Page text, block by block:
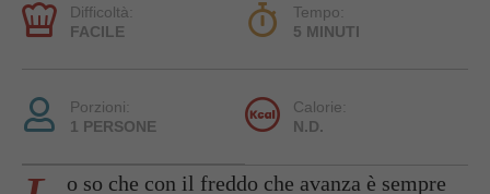
Difficoltà:
FACILE
Tempo:
5 MINUTI
Porzioni:
1 PERSONE
Calorie:
N.D.
o so che con il freddo che avanza è sempre